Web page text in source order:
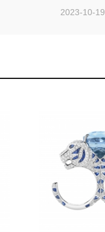
2023-10-19